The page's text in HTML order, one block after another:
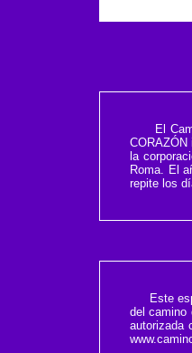
El
la
Roma. El
repite los
Este
del camino
autorizada